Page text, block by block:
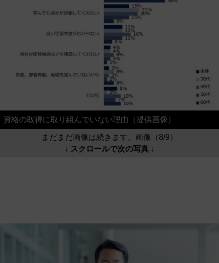
資格の取得に取り組んでいない理由（提供画像）
まだまだ画像は続きます。画像（8/9）
↓ スクロールで次の写真 ↓